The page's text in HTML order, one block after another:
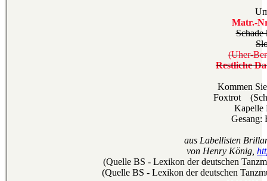
Matr.-
Schade
(Uher-
Restliche
Kommen
Foxtrot
Kapelle
Gesang:
aus Labellisten
von Henry König,
(Quelle BS - Lexikon der deutschen
(Quelle BS - Lexikon der deutschen